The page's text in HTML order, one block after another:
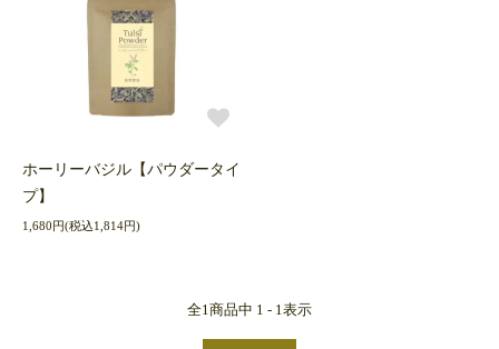
ホーリーバジル【パウダータイ
プ】
1,680円(税込1,814円)
全1商品中 1 - 1表示